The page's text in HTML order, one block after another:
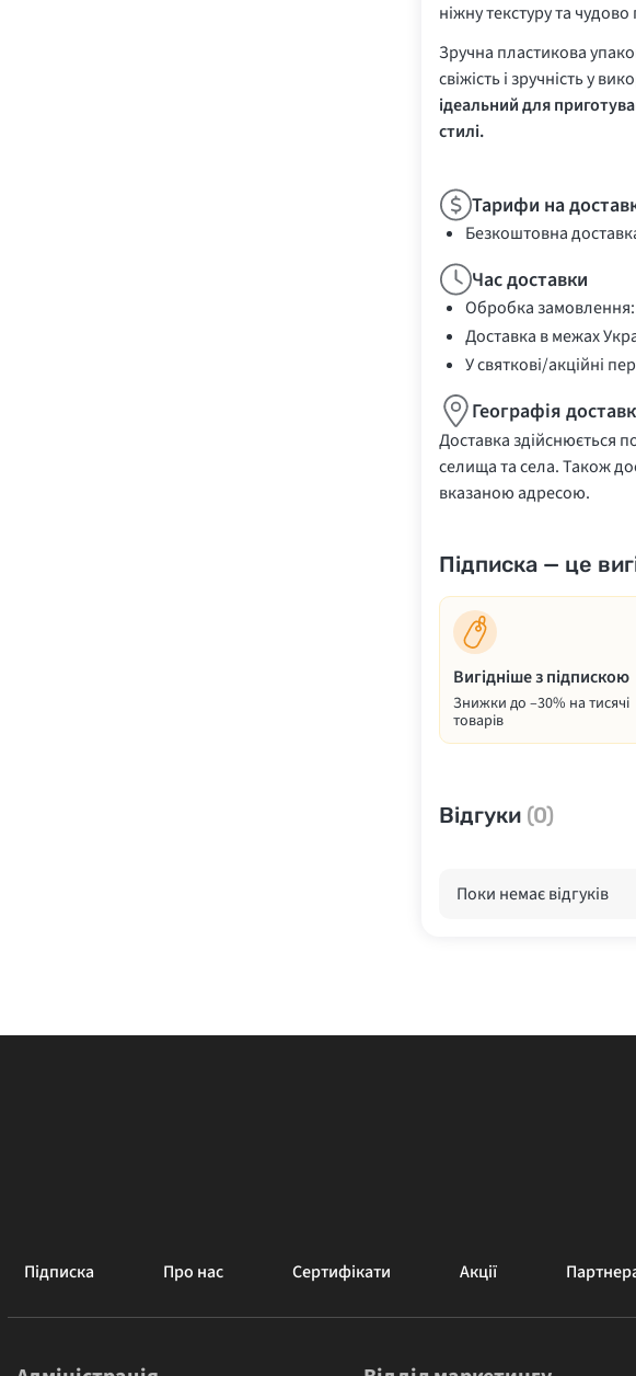
ніжну текстуру та
Зручна пластикова
свіжість і зручність у
ідеальний для
стилі.
Тарифи на
Безкоштовна
Час доставки
Обробка
Доставка в межах
У святкові/акційні
Географія
Доставка здійснюється
селища та села. Також
вказаною адресою.
Підписка — це
Вигідніше з підпискою
Знижки до –30% на тисячі
товарів
Відгуки (0)
Поки немає відгуків
Підписка Про нас Сертифікати Акції